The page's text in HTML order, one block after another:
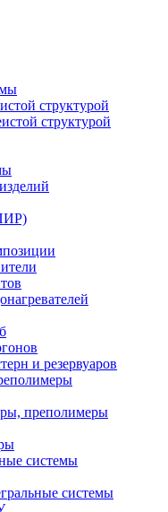
структурой
структурой
и резервуаров
преполимеры
системы
системы